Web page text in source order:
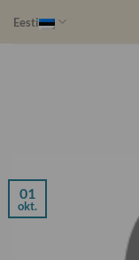
Eesti
01
okt.